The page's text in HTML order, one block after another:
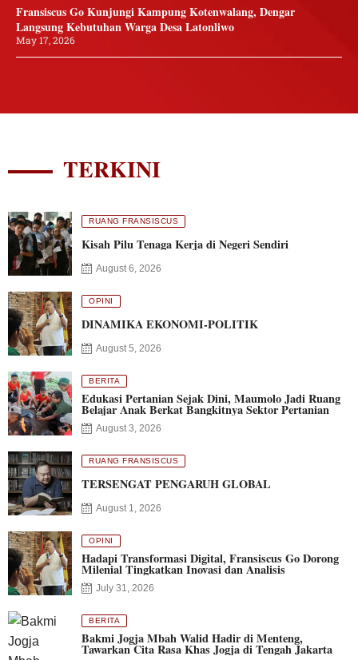
Fransiscus Go Kunjungi Kampung Kotenwalang, Dengar
Langsung Kebutuhan Warga Desa Latonliwo
May 17, 2026
TERKINI
RUANG FRANSISCUS
Kisah Pilu Tenaga Kerja di Negeri Sendiri
August 6, 2026
OPINI
DINAMIKA EKONOMI-POLITIK
August 5, 2026
BERITA
Edukasi Pertanian Sejak Dini, Maumolo Jadi Ruang
Belajar Anak Berkat Bangkitnya Sektor Pertanian
August 3, 2026
RUANG FRANSISCUS
TERSENGAT PENGARUH GLOBAL
August 1, 2026
OPINI
Hadapi Transformasi Digital, Fransiscus Go Dorong
Milenial Tingkatkan Inovasi dan Analisis
July 31, 2026
BERITA
Bakmi Jogja Mbah Walid Hadir di Menteng,
Tawarkan Cita Rasa Khas Jogja di Tengah Jakarta